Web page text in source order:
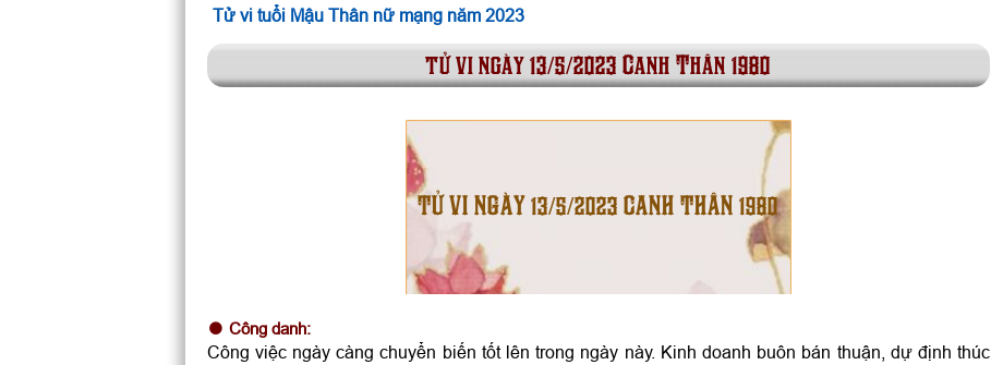
Tử vi tuổi Mậu Thân nữ mạng năm 2023
tử vi ngày 13/5/2023 Canh Thân 1980
TỬ VI NGÀY 13/5/2023 CANH THÂN 1980
Công danh:
Công việc ngày càng chuyển biến tốt lên trong ngày này. Kinh doanh buôn bán thuận, dự định thúc